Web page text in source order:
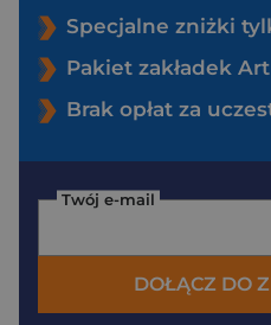
Specjalne zniżki
Pakiet zakładek Art
Brak opłat za
Twój e-mail
DOŁĄCZ DO